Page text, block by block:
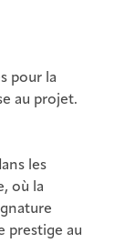
pour la
au projet.
les
où la
prestige au